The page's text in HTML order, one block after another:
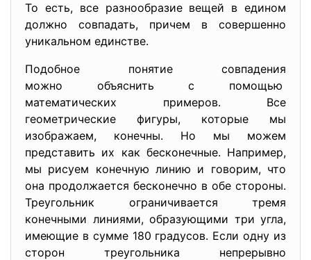
То есть, все разнообразие вещей в едином
должно совпадать, причем в совершенно
уникальном единстве.
Подобное понятие совпадения
можно объяснить с помощью
математических примеров. Все
геометрические фигуры, которые мы
изображаем, конечны. Но мы можем
представить их как бесконечные. Например,
мы рисуем конечную линию и говорим, что
она продолжается бесконечно в обе стороны.
Треугольник ограничивается тремя
конечными линиями, образующими три угла,
имеющие в сумме 180 градусов. Если одну из
сторон треугольника непрерывно